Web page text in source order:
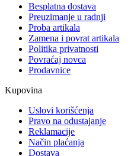
Besplatna dostava
Preuzimanje u radnji
Proba artikala
Zamena i povrat artikala
Politika privatnosti
Povraćaj novca
Prodavnice
Kupovina
Uslovi korišćenja
Pravo na odustajanje
Reklamacije
Način plaćanja
Dostava